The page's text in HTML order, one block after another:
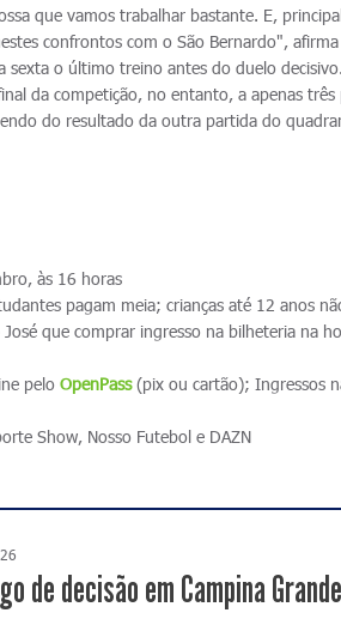
que vamos trabalhar bastante. E,
confrontos com o São Bernardo",
sexta o último treino antes do duelo
da competição, no entanto, a apenas
do resultado da outra partida do
às 16 horas
pagam meia; crianças até 12 anos
José que comprar ingresso na bilheteria na
peloOpenPass(pix ou cartão); Ingressos
Show, Nosso Futebol e DAZN
de decisão em Campina Grande